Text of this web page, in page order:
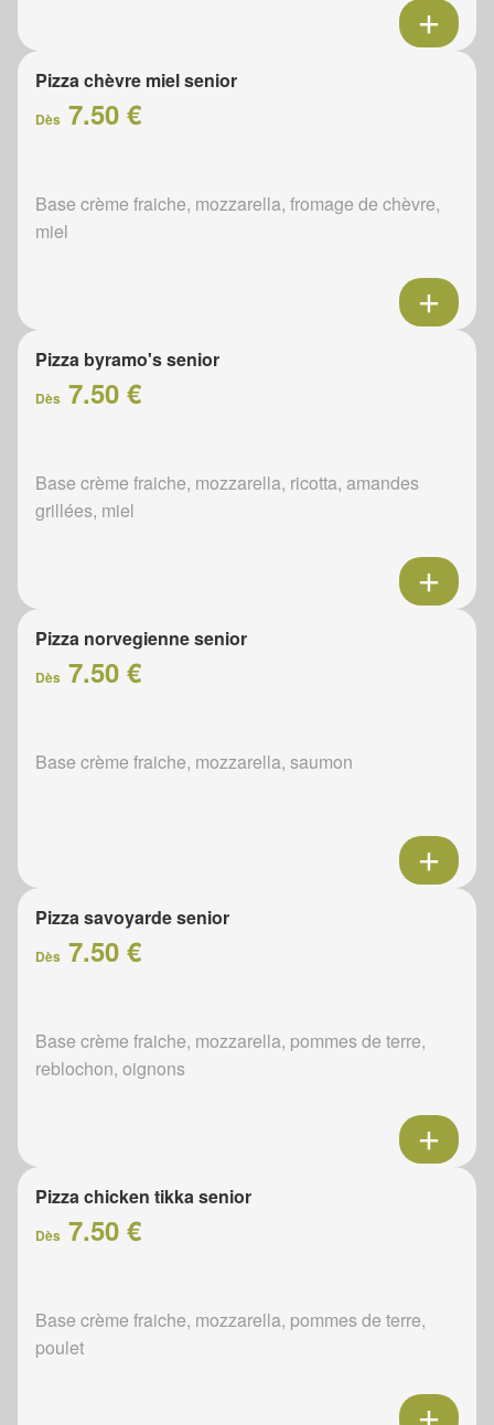
Pizza chèvre miel senior
Dès 7.50 €
Base crème fraiche, mozzarella, fromage de chèvre,
miel
Pizza byramo's senior
Dès 7.50 €
Base crème fraiche, mozzarella, ricotta, amandes
grillées, miel
Pizza norvegienne senior
Dès 7.50 €
Base crème fraiche, mozzarella, saumon
Pizza savoyarde senior
Dès 7.50 €
Base crème fraiche, mozzarella, pommes de terre,
reblochon, oignons
Pizza chicken tikka senior
Dès 7.50 €
Base crème fraiche, mozzarella, pommes de terre,
poulet